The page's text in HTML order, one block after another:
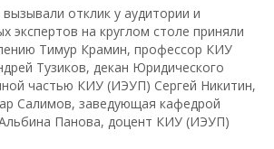
отклик у аудитории и
на круглом столе приняли
Тимур Крамин, профессор КИУ
Тузиков, декан Юридического
частью КИУ (ИЭУП) Сергей Никитин,
Салимов, заведующая кафедрой
Панова, доцент КИУ (ИЭУП)